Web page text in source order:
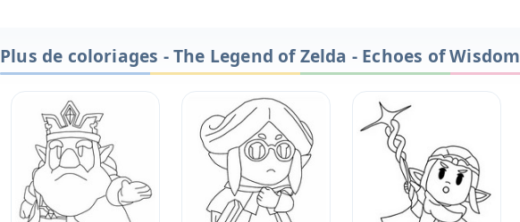
Plus de coloriages - The Legend of Zelda - Echoes of Wisdom